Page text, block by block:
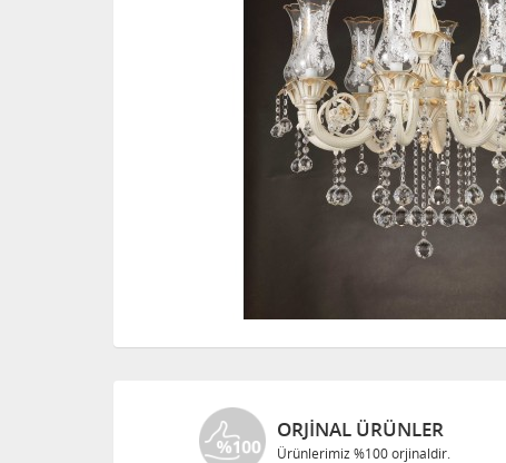
ORJINAL ÜRÜNLER
Ürünlerimiz %100 orjinaldir.